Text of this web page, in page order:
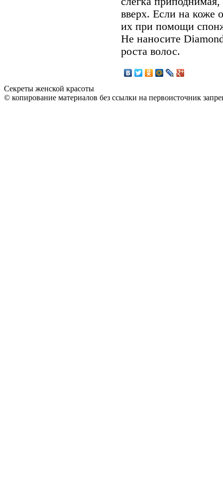
вверх. Если на коже
их при помощи
Не наносите
роста волос.
Секреты женской красоты
© копирование материалов без ссылки на первоисточник